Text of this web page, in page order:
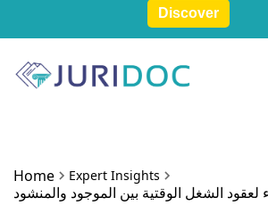
Discover
Home Expert Insights
لعقود الشغل الوقتية بين الموجود والمنشود